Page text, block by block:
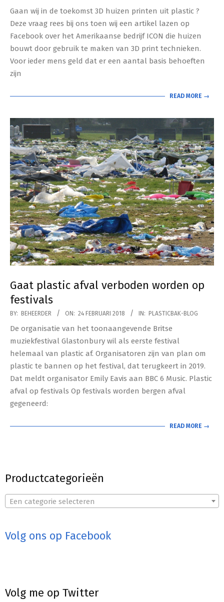
03-
16
Gaan wij in de toekomst 3D huizen printen uit plastic ?
Deze vraag rees bij ons toen wij een artikel lazen op
Facebook over het Amerikaanse bedrijf ICON die huizen
bouwt door gebruik te maken van 3D print technieken.
Voor ieder mens geld dat er een aantal basis behoeften
zijn
READ MORE →
Gaat plastic afval verboden worden op
festivals
2018-
02-
24
BY: BEHEERDER ON: 24 FEBRUARI 2018 IN: PLASTICBAK-BLOG
De organisatie van het toonaangevende Britse
muziekfestival Glastonbury wil als eerste festival
helemaal van plastic af. Organisatoren zijn van plan om
plastic te bannen op het festival, dat terugkeert in 2019.
Dat meldt organisator Emily Eavis aan BBC 6 Music. Plastic
afval op festivals Op festivals worden bergen afval
gegeneerd:
READ MORE →
Productcategorieën
Een categorie selecteren
Volg ons op Facebook
Volg me op Twitter